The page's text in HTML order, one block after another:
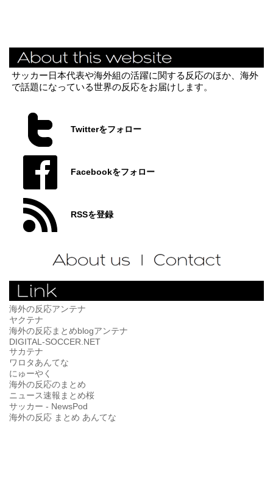
サッカー日本代表や海外組の活躍に関する反応のほか、海外
で話題になっている世界の反応をお届けします。
Twitterをフォロー
Facebookをフォロー
RSSを登録
海外の反応アンテナ
ヤクテナ
海外の反応まとめblogアンテナ
DIGITAL-SOCCER.NET
サカテナ
ワロタあんてな
にゅーやく
海外の反応のまとめ
ニュース速報まとめ桜
サッカー - NewsPod
海外の反応 まとめ あんてな